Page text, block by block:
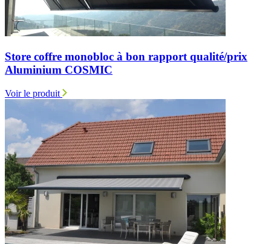
Store coffre monobloc à bon rapport qualité/prix
Aluminium COSMIC
Voir le produit